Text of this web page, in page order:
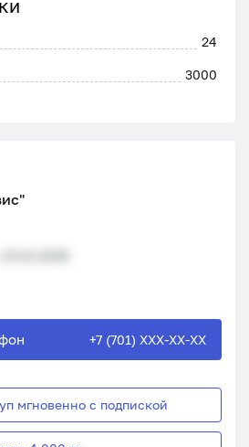
24
3000
+7 (701) XXX-XX-XX
мгновенно с подпиской